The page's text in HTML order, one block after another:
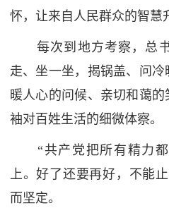
怀，让来自人民群众的智慧
每次到地方考察，总书
走、坐一坐，揭锅盖、问
暖人心的问候、亲切和蔼
袖对百姓生活的细微体察。
“共产党把所有精力都
上。好了还要再好，不能
而坚定。